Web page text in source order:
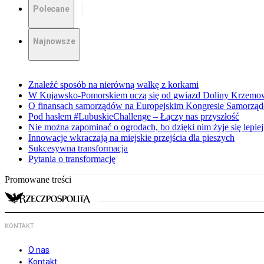
Polecane
Najnowsze
Znaleźć sposób na nierówną walkę z korkami
W Kujawsko-Pomorskiem uczą się od gwiazd Doliny
O finansach samorządów na Europejskim Kongresie
Pod hasłem #LubuskieChallenge – Łączy nas przyszłość
Nie można zapominać o ogrodach, bo dzięki nim żyje się lepiej
Innowacje wkraczają na miejskie przejścia dla pieszych
Sukcesywna transformacja
Pytania o transformację
Promowane treści
KONTAKT
O nas
Kontakt